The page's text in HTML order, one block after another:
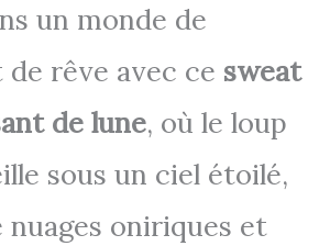
un monde de
rêve avec ce sweat
de lune, où le loup
sous un ciel étoilé,
oniriques et